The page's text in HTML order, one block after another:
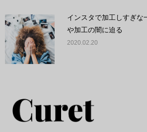
インスタで加工しすぎな
や加工の闇に迫る
2020.02.20